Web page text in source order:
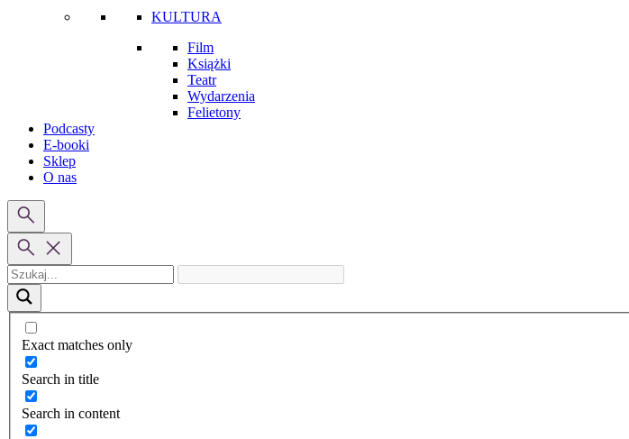
KULTURA
Film
Książki
Teatr
Wydarzenia
Felietony
Podcasty
E-booki
Sklep
O nas
Exact matches only
Search in title
Search in content